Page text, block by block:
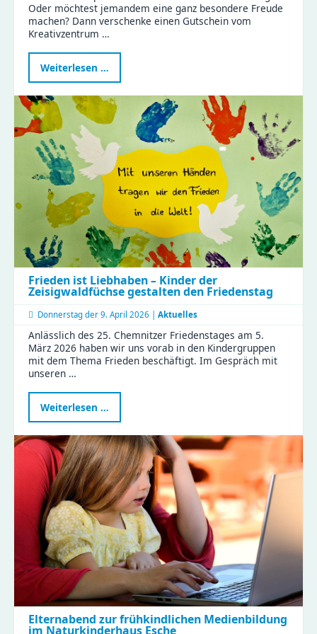
Oder möchtest jemandem eine ganz besondere Freude
machen? Dann verschenke einen Gutschein vom
Kreativzentrum …
Weiterlesen …
verschenken:
Gutscheine
fürs
Kreativzentrum
Chemnitz
jetzt
sichern
Frieden ist Liebhaben – Kinder der
Zeisigwaldfüchse gestalten den Friedenstag
Donnerstag der 9. April 2026 | Aktuelles
Anlässlich des 25. Chemnitzer Friedenstages am 5.
März 2026 haben wir uns vorab in den Kindergruppen
mit dem Thema Frieden beschäftigt. Im Gespräch mit
unseren …
Weiterlesen …
ist
–
Kinder
der
Zeisigwaldfüchse
gestalten
den
Friedenstag
Elternabend zur frühkindlichen Medienbildung
im Naturkinderhaus Esche